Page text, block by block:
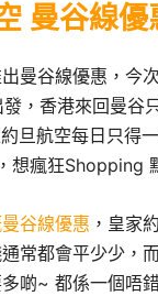
曼谷線優
曼谷線優惠，今
發，香港來回曼谷
旦航空每日只得
想瘋狂Shopping
谷線優惠 ，皇家
常都會平少少，
啲~ 都係一個唔